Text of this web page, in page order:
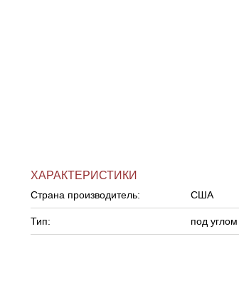
ХАРАКТЕРИСТИКИ
Страна производитель: США
Тип: под